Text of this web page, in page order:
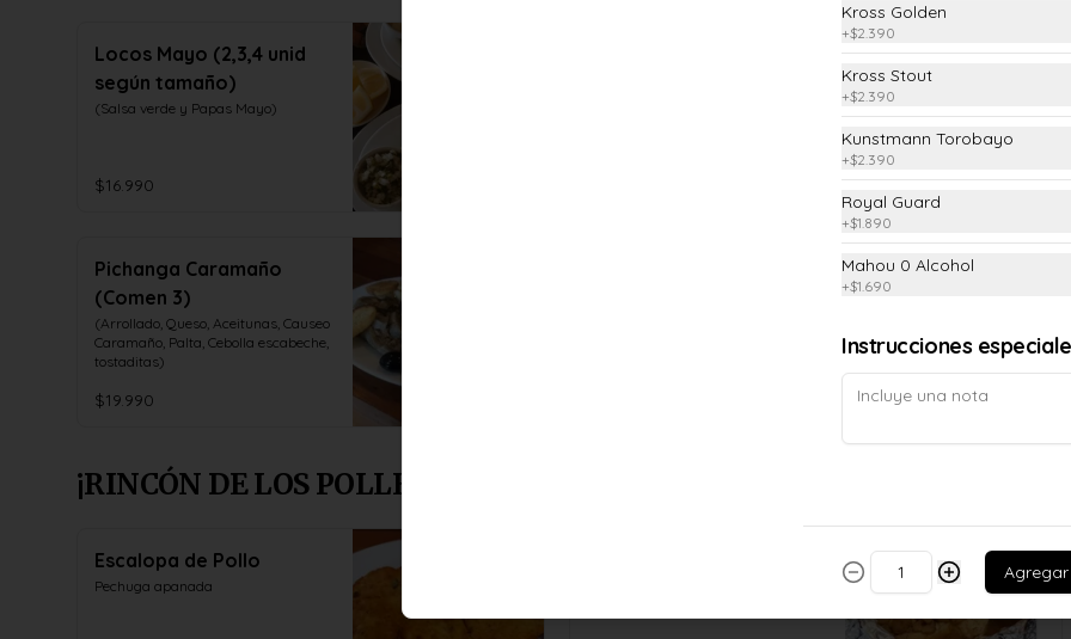
Locos Mayo (2,3,4 unid
según tamaño)
(Salsa verde y Papas Mayo)
$16.990
Pichanga Caramaño
(Comen 3)
(Arrollado, Queso, Aceitunas, Causeo
Caramaño, Palta, Cebolla escabeche,
tostaditas)
$19.990
¡RINCÓN DE LOS POLLERU'OS!
Escalopa de Pollo
Pechuga apanada
Kross Golden
+$2.390
Kross Stout
+$2.390
Kunstmann Torobayo
+$2.390
Royal Guard
+$1.890
Mahou 0 Alcohol
+$1.690
Instrucciones
Agregar